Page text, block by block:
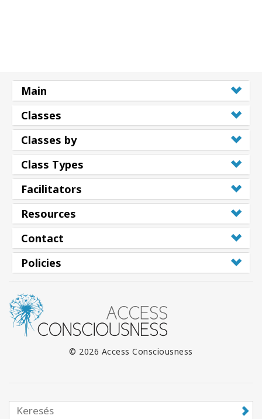
Main
Classes
Classes by
Class Types
Facilitators
Resources
Contact
Policies
© 2026 Access Consciousness